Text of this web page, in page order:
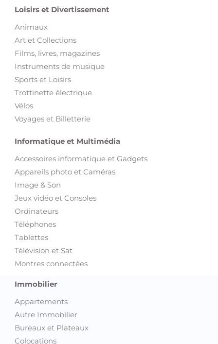
Loisirs et Divertissement
Animaux
Art et Collections
Films, livres, magazines
Instruments de musique
Sports et Loisirs
Trottinette électrique
Vélos
Voyages et Billetterie
Informatique et Multimédia
Accessoires informatique et Gadgets
Appareils photo et Caméras
Image & Son
Jeux vidéo et Consoles
Ordinateurs
Téléphones
Tablettes
Télévision et Sat
Montres connectées
Immobilier
Appartements
Autre Immobilier
Bureaux et Plateaux
Colocations